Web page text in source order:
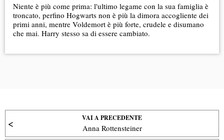
Niente è più come prima: l'ultimo legame con la sua famiglia è
troncato, perfino Hogwarts non è più la dimora accogliente dei
primi anni, mentre Voldemort è più forte, crudele e disumano
che mai. Harry stesso sa di essere cambiato.
VAI A PRECEDENTE
Anna Rottensteiner